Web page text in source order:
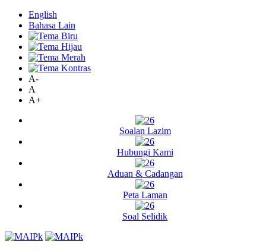
English
Bahasa Lain
A-
A
A+
Soalan Lazim
Hubungi Kami
Aduan & Cadangan
Peta Laman
Soal Selidik